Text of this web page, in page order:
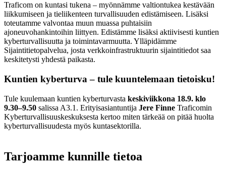
Traficom on kuntasi tukena – myönnämme valtiontukea kestävään
liikkumiseen ja tieliikenteen turvallisuuden edistämiseen. Lisäksi
toteutamme valvontaa muun muassa puhtaisiin
ajoneuvohankintoihin liittyen. Edistämme lisäksi aktiivisesti kuntien
kyberturvallisuutta ja toimintavarmuutta. Ylläpidämme
Sijaintitietopalvelua, josta verkkoinfrastruktuurin sijaintitiedot saa
keskitetysti yhdestä paikasta.
Kuntien kyberturva – tule kuuntelemaan tietoisku!
Tule kuulemaan kuntien kyberturvasta keskiviikkona 18.9. klo
9.30–9.50 salissa A3.1. Erityisasiantuntija Jere Finne Traficomin
Kyberturvallisuuskeskuksesta kertoo miten tärkeää on pitää huolta
kyberturvallisuudesta myös kuntasektorilla.
Tarjoamme kunnille tietoa